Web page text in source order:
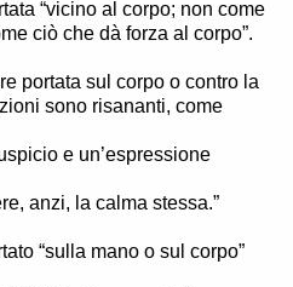
“vicino al corpo; non come
ciò che dà forza al corpo”.
portata sul corpo o contro la
sono risananti, come
e un’espressione
anzi, la calma stessa.”
“sulla mano o sul corpo”